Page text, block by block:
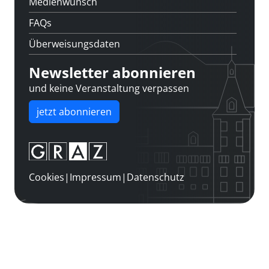
FAQs
Überweisungsdaten
Newsletter abonnieren
und keine Veranstaltung verpassen
jetzt abonnieren
Cookies| Impressum| Datenschutz